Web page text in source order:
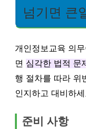
넘기면 큰
개인정보교육 의
면 심각한 법적 문
행 절차를 따라 위
인지하고 대비하
준비 사항